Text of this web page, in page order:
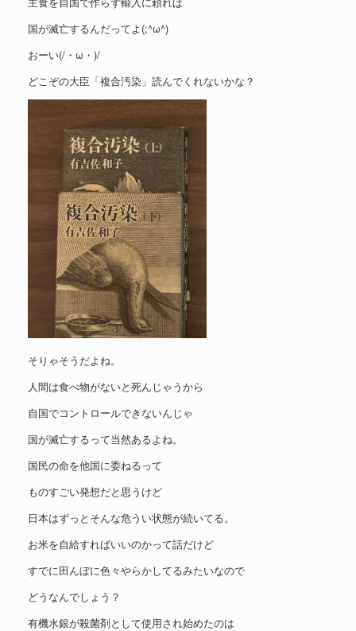
国が滅亡するんだってよ(;^ω^)
おーい(/・ω・)/
どこぞの大臣「複合汚染」読んでくれないかな？
そりゃそうだよね。
人間は食べ物がないと死んじゃうから
自国でコントロールできないんじゃ
国が滅亡するって当然あるよね。
国民の命を他国に委ねるって
ものすごい発想だと思うけど
日本はずっとそんな危うい状態が続いてる。
お米を自給すればいいのかって話だけど
すでに田んぼに色々やらかしてるみたいなので
どうなんでしょう？
有機水銀が殺菌剤として使用され始めたのは